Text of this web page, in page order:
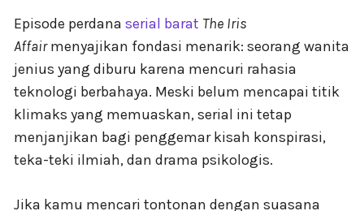
Episode perdana serial barat The Iris
Affairmenyajikan fondasi menarik: seorang wanita
jenius yang diburu karena mencuri rahasia
teknologi berbahaya. Meski belum mencapai titik
klimaks yang memuaskan, serial ini tetap
menjanjikan bagi penggemar kisah konspirasi,
teka-teki ilmiah, dan drama psikologis.
Jika kamu mencari tontonan dengan suasana